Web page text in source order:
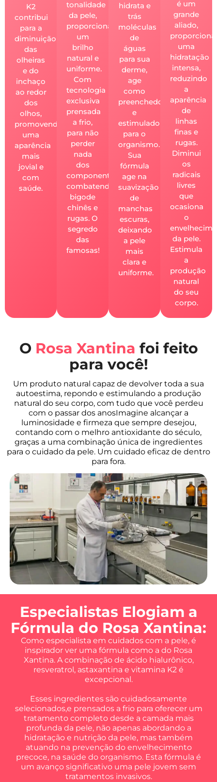
K2
contribui
para a
diminuição
das
olheiras
e do
inchaço
ao redor
dos
olhos,
promovendo
uma
aparência
mais
jovial e
com
saúde.
tonalidade
da pele,
proporcionando
um
brilho
natural e
uniforme.
Com
tecnologia
exclusiva
prensada
a frio,
para não
perder
nada
dos
componentes,
combatendo
bigode
chinês e
rugas. O
segredo
das
famosas!
hidrata e
trás
moléculas
de
águas
para sua
derme,
age
como
preenchedor
e
estimulador
para o
organismo.
Sua
fórmula
age na
suavização
de
manchas
escuras,
deixando
a pele
mais
clara e
uniforme.
é um
grande
aliado,
uma
hidratação
intensa,
reduzindo
a
aparência
de
linhas
finas e
rugas.
Diminui
os
radicais
livres
que
ocasiona
o
da pele.
Estimula
a
produção
natural
do seu
corpo.
O Rosa Xantina foi feito
para você!
Um produto natural capaz de devolver toda a sua
autoestima, repondo e estimulando a produção
natural do seu corpo, com tudo que você perdeu
com o passar dos anosImagine alcançar a
luminosidade e firmeza que sempre desejou,
contando com o melhro antioxidante do século,
graças a uma combinação única de ingredientes
para o cuidado da pele. Um cuidado eficaz de dentro
para fora.
Especialistas Elogiam a
Fórmula do Rosa Xantina:
Como especialista em cuidados com a pele, é
inspirador ver uma fórmula como a do Rosa
Xantina. A combinação de ácido hialurônico,
resveratrol, astaxantina e vitamina K2 é
excepcional.
Esses ingredientes são cuidadosamente
selecionados,e prensados a frio para oferecer um
tratamento completo desde a camada mais
profunda da pele, não apenas abordando a
hidratação e nutrição da pele, mas também
atuando na prevenção do envelhecimento
precoce, na saúde do organismo. Esta fórmula é
um avanço significativo uma pele jovem sem
tratamentos invasivos.